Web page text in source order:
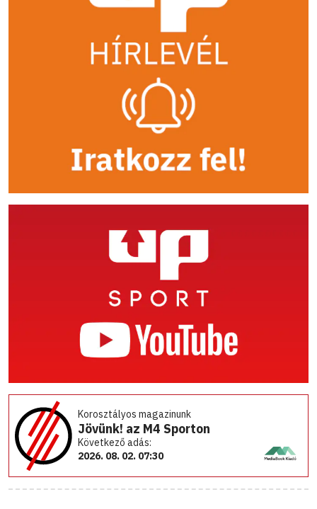
Korosztályos magazinunk
Jövünk! az M4 Sporton
Következő adás:
2026. 08. 02. 07:30